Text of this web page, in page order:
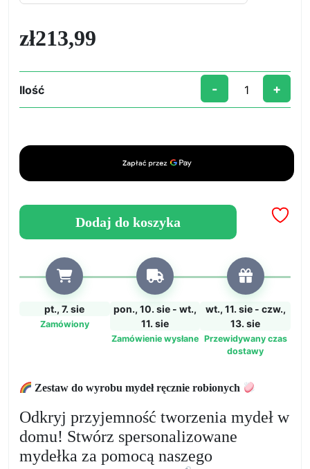
zł213,99
Ilość
ilość
Stwórz
mydła
- +
Dodaj do koszyka
pt., 7. sie
Zamówiony
pon., 10. sie - wt.,
11. sie
Zamówienie wysłane
wt., 11. sie - czw.,
13. sie
Przewidywany czas
dostawy
Zestaw do wyrobu mydeł ręcznie robionych
Odkryj przyjemność tworzenia mydeł w
domu! Stwórz spersonalizowane
mydełka za pomocą naszego